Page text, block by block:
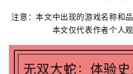
注意：本文中出现的游戏名称和
本文仅代表作者个人